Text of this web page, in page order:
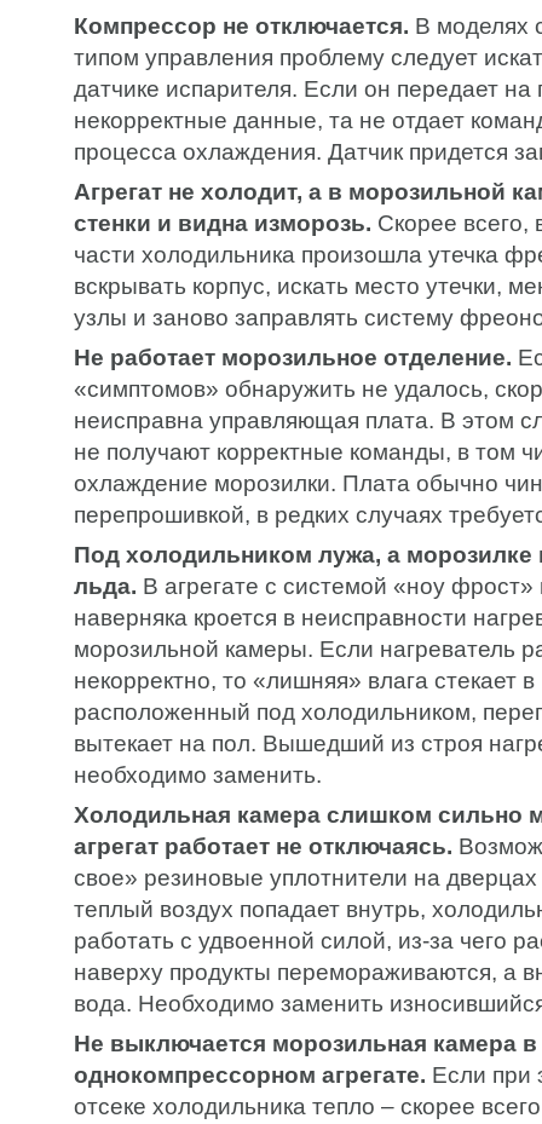
Компрессор не отключается. В моделях
типом управления проблему следует
датчике испарителя. Если он передает на
некорректные данные, та не отдает
процесса охлаждения. Датчик придется
Агрегат не холодит, а в морозильной
стенки и видна изморозь. Скорее всего,
части холодильника произошла утечка
вскрывать корпус, искать место утечки,
узлы и заново заправлять систему
Не работает морозильное отделение.
«симптомов» обнаружить не удалось,
неисправна управляющая плата. В этом
не получают корректные команды, в том
охлаждение морозилки. Плата обычно
перепрошивкой, в редких случаях
Под холодильником лужа, а морозилке
льда. В агрегате с системой «ноу
наверняка кроется в неисправности
морозильной камеры. Если нагреватель
некорректно, то «лишняя» влага стекает
расположенный под холодильником,
вытекает на пол. Вышедший из строя
необходимо заменить.
Холодильная камера слишком сильно
агрегат работает не отключаясь.
свое» резиновые уплотнители на дверцах
теплый воздух попадает внутрь,
работать с удвоенной силой, из-за чего
наверху продукты перемораживаются, а
вода. Необходимо заменить
Не выключается морозильная камера в
однокомпрессорном агрегате. Если при
отсеке холодильника тепло – скорее